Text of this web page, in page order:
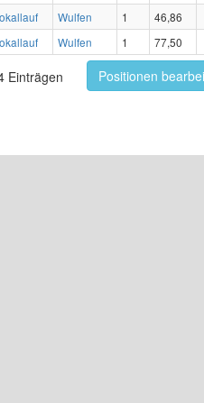
Wulfen 1
46,86
Wulfen 1 77,50
Einträgen Positionen